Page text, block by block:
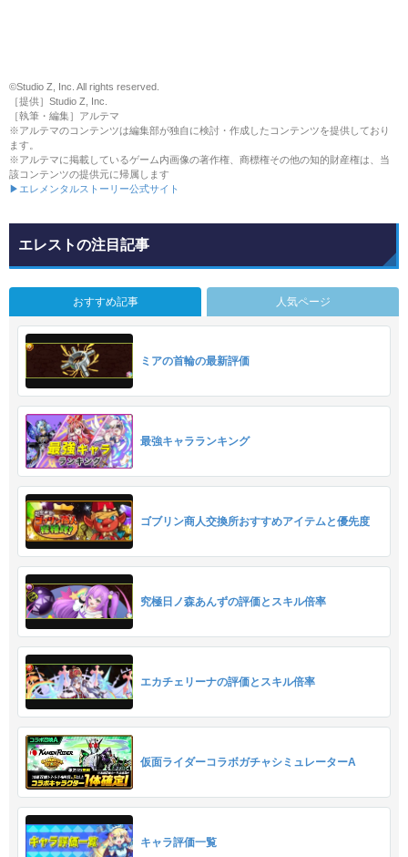
©Studio Z, Inc. All rights reserved.
［提供］Studio Z, Inc.
［執筆・編集］アルテマ
※アルテマのコンテンツは編集部が独自に検討・作成したコンテンツを提供しており
ます。
※アルテマに掲載しているゲーム内画像の著作権、商標権その他の知的財産権は、当
該コンテンツの提供元に帰属します
▶エレメンタルストーリー公式サイト
エレストの注目記事
おすすめ記事 人気ページ
ミアの首輪の最新評価
最強キャラランキング
ゴブリン商人交換所おすすめアイテムと優先度
究極日ノ森あんずの評価とスキル倍率
エカチェリーナの評価とスキル倍率
仮面ライダーコラボガチャシミュレーターA
キャラ評価一覧